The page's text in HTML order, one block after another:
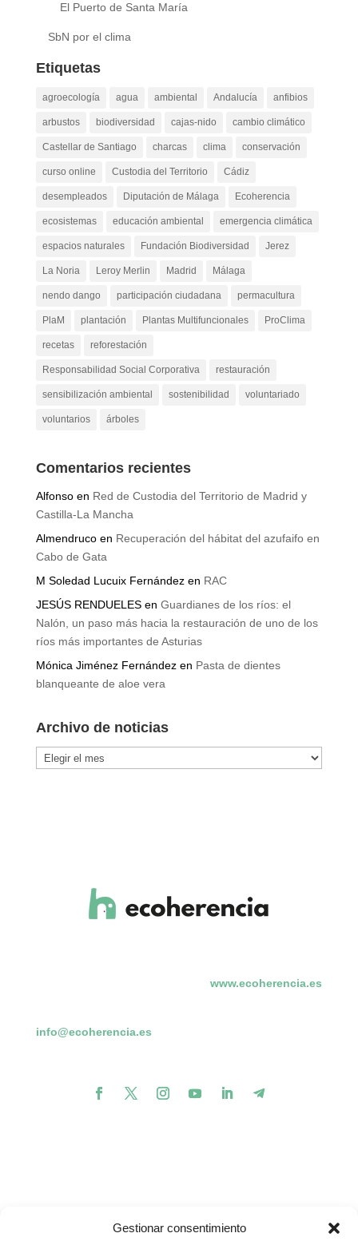
Gestionar consentimiento
El Puerto de Santa María
SbN por el clima
Etiquetas
agroecología agua ambiental Andalucía anfibios
arbustos biodiversidad cajas-nido cambio climático
Castellar de Santiago charcas clima conservación
curso online Custodia del Territorio Cádiz
desempleados Diputación de Málaga Ecoherencia
ecosistemas educación ambiental emergencia climática
espacios naturales Fundación Biodiversidad Jerez
La Noria Leroy Merlin Madrid Málaga
nendo dango participación ciudadana permacultura
PlaM plantación Plantas Multifuncionales ProClima
recetas reforestación
Responsabilidad Social Corporativa restauración
sensibilización ambiental sostenibilidad voluntariado
voluntarios árboles
Comentarios recientes
Alfonsoen Red de Custodia del Territorio de Madrid y
Castilla-La Mancha
Almendrucoen Recuperación del hábitat del azufaifo en
Cabo de Gata
M Soledad Lucuix Fernándezen RAC
JESÚS RENDUELESen Guardianes de los ríos: el
Nalón, un paso más hacia la restauración de uno de los
ríos más importantes de Asturias
Mónica Jiménez Fernándezen Pasta de dientes
blanqueante de aloe vera
Archivo de noticias
Archivo
de
www.ecoherencia.es
info@ecoherencia.es